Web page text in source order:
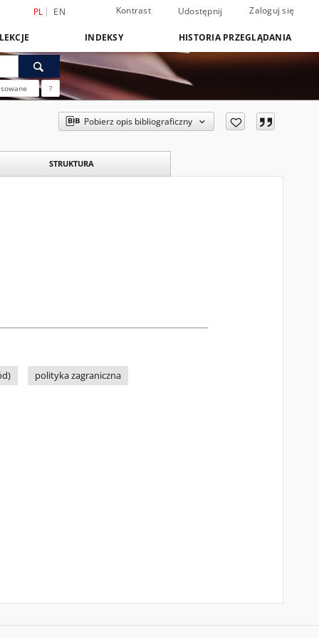
PL EN Kontrast Udostępnij Zaloguj się
INDEKSY HISTORIA PRZEGLĄDANIA
?
Pobierz opis bibliograficzny
STRUKTURA
polityka zagraniczna